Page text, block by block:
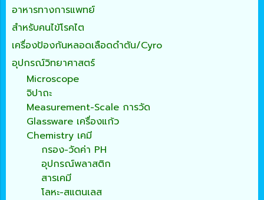
อาหารทางการแพทย์
สำหรับคนไข้โรคไต
เครื่องป้องกันหลอดเลือดดำตัน/Cyro
อุปกรณ์วิทยาศาสตร์
Microscope
จิปาถะ
Measurement-Scale การวัด
Glassware เครื่องแก้ว
Chemistry เคมี
กรอง-วัดค่า PH
อุปกรณ์พลาสติก
สารเคมี
โลหะ-สแตนเลส